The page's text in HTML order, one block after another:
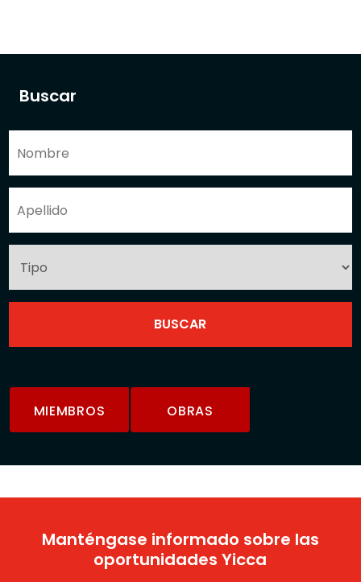
Buscar
MIEMBROS OBRAS
Manténgase informado sobre las
oportunidades Yicca